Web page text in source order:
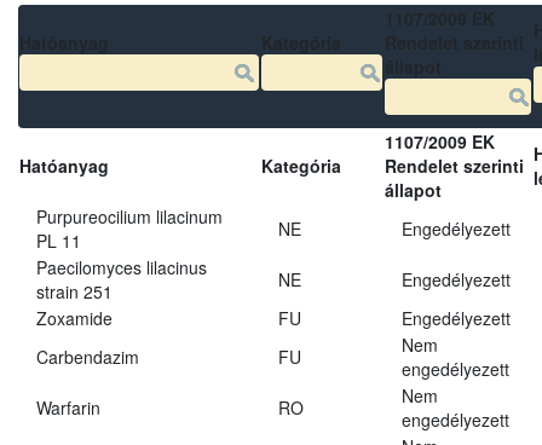
Hatóanyag Kategória
1107/2009 EK
Rendelet szerinti
állapot
Purpureocilium lilacinum
PL 11
NE
Engedélyezett
Paecilomyces lilacinus
strain 251
NE
Engedélyezett
Zoxamide
FU
Engedélyezett
Carbendazim
FU
Nem
engedélyezett
Warfarin
RO
Nem
engedélyezett